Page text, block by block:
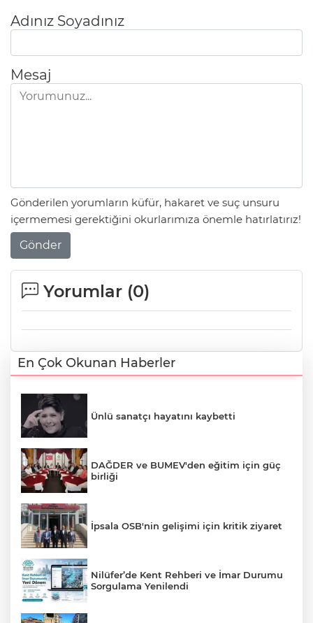
Adınız Soyadınız
Mesaj
Gönderilen yorumların küfür, hakaret ve suç unsuru
içermemesi gerektiğini okurlarımıza önemle hatırlatırız!
Gönder
Yorumlar (0)
En Çok Okunan Haberler
Ünlü sanatçı hayatını kaybetti
DAĞDER ve BUMEV'den eğitim için güç
birliği
İpsala OSB'nin gelişimi için kritik ziyaret
Nilüfer’de Kent Rehberi ve İmar Durumu
Sorgulama Yenilendi